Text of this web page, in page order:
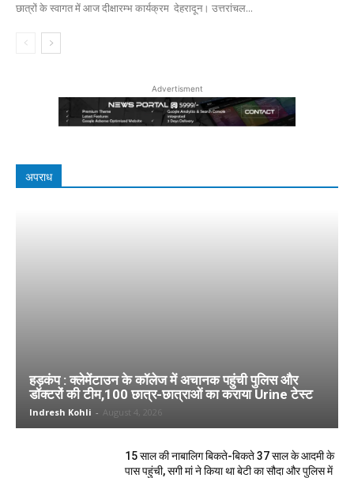
छात्रों के स्वागत में आज दीक्षारम्भ कार्यक्रम देहरादून। उत्तरांचल...
Advertisment
अपराध
हड़कंप : क्लेमेंटाउन के कॉलेज में अचानक पहुंची पुलिस और
डॉक्टरों की टीम,100 छात्र-छात्राओं का कराया Urine टेस्ट
Indresh Kohli - August 4, 2026
15 साल की नाबालिग बिकते-बिकते 37 साल के आदमी के
पास पहुंची, सगी मां ने किया था बेटी का सौदा और पुलिस में